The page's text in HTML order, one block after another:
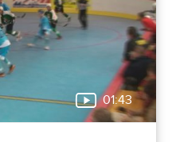
01:43